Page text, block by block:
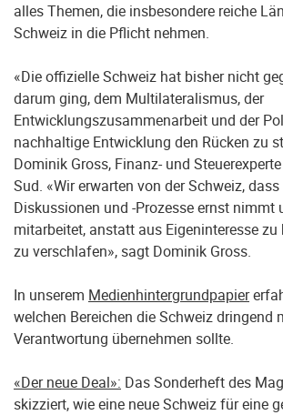
alles Themen, die insbesondere reiche
Schweiz in die Pflicht nehmen.
«Die offizielle Schweiz hat bisher nicht
darum ging, dem Multilateralismus, der
Entwicklungszusammenarbeit und der
nachhaltige Entwicklung den Rücken zu
Dominik Gross, Finanz- und
Sud. «Wir erwarten von der Schweiz, dass
Diskussionen und -Prozesse ernst nimmt
mitarbeitet, anstatt aus Eigeninteresse zu
zu verschlafen», sagt Dominik Gross.
In unserem Medienhintergrundpapier
welchen Bereichen die Schweiz dringend
Verantwortung übernehmen sollte.
«Der neue Deal»: Das Sonderheft des
skizziert, wie eine neue Schweiz für eine